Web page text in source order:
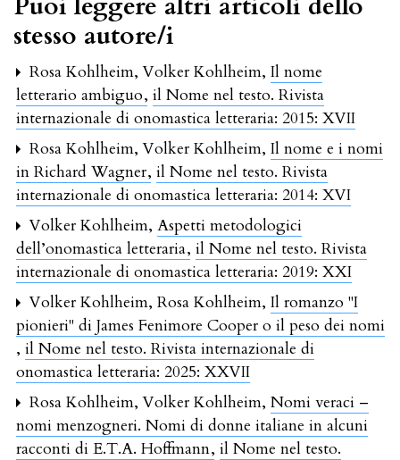
stesso autore/i
Rosa Kohlheim, Volker Kohlheim, Il nome
letterario ambiguo, il Nome nel testo. Rivista
internazionale di onomastica letteraria: 2015: XVII
Rosa Kohlheim, Volker Kohlheim, Il nome e i nomi
in Richard Wagner, il Nome nel testo. Rivista
internazionale di onomastica letteraria: 2014: XVI
Volker Kohlheim, Aspetti metodologici
dell’onomastica letteraria, il Nome nel testo. Rivista
internazionale di onomastica letteraria: 2019: XXI
Volker Kohlheim, Rosa Kohlheim, Il romanzo "I
pionieri" di James Fenimore Cooper o il peso dei nomi
, il Nome nel testo. Rivista internazionale di
onomastica letteraria: 2025: XXVII
Rosa Kohlheim, Volker Kohlheim, Nomi veraci –
nomi menzogneri. Nomi di donne italiane in alcuni
racconti di E.T.A. Hoffmann, il Nome nel testo.